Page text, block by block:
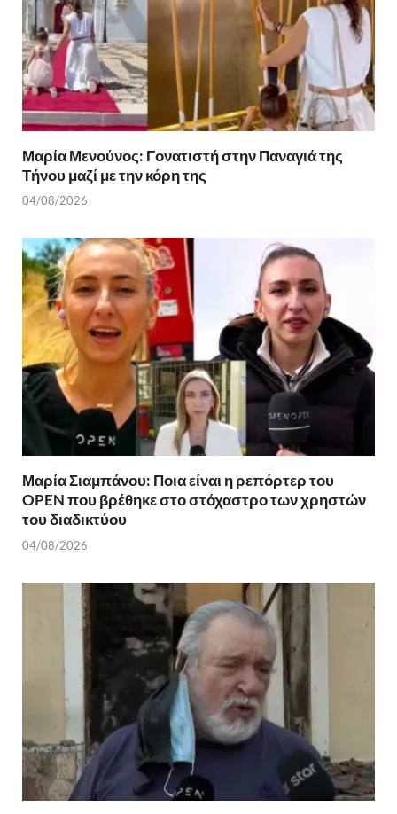
Μαρία Μενούνος: Γονατιστή στην Παναγιά της
Τήνου μαζί με την κόρη της
04/08/2026
Μαρία Σιαμπάνου: Ποια είναι η ρεπόρτερ του
OPEN που βρέθηκε στο στόχαστρο των χρηστών
του διαδικτύου
04/08/2026